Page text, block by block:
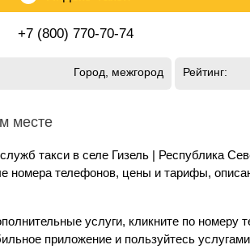
+7 (800) 770-70-74
Город, межгород Рейтинг:
месте
такси в селе Гизель | Республика
телефонов, цены и тарифы,
услуги, кликните по номеру
приложение и пользуйтесь